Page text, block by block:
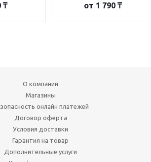
₸ от 1 790 ₸
О компании
Магазины
онлайн платежей
Договор оферта
Условия доставки
Гарантия на товар
Дополнительные услуги